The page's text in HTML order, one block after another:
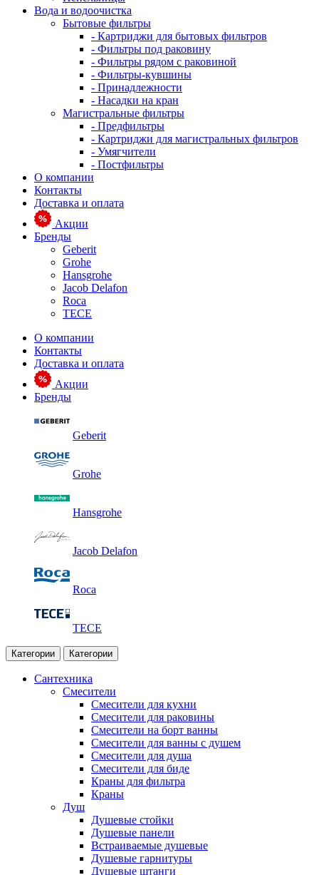
Вода и водоочистка
Бытовые фильтры
- Картриджи для бытовых фильтров
- Фильтры под раковину
- Фильтры рядом с раковиной
- Фильтры-кувшины
- Принадлежности
- Насадки на кран
Магистральные фильтры
- Предфильтры
- Картриджи для магистральных фильтров
- Умягчители
- Постфильтры
О компании
Контакты
Доставка и оплата
Акции
Бренды
Geberit
Grohe
Hansgrohe
Jacob Delafon
Roca
TECE
О компании
Контакты
Доставка и оплата
Акции
Бренды
Geberit
Grohe
Hansgrohe
Jacob Delafon
Roca
TECE
Категории Категории
Сантехника
Смесители
Смесители для кухни
Смесители для раковины
Смесители на борт ванны
Смесители для ванны с душем
Смесители для душа
Смесители для биде
Краны для фильтра
Краны
Душ
Душевые стойки
Душевые панели
Встраиваемые душевые
Душевые гарнитуры
Душевые штанги